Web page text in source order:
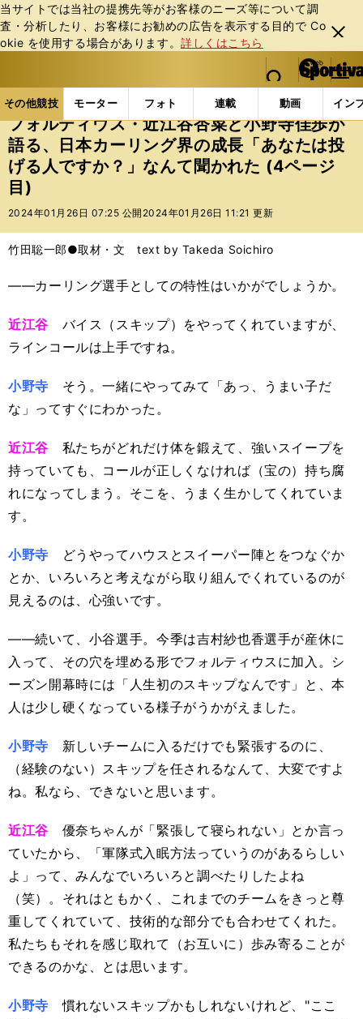
当サイトでは当社の提携先等がお客様のニーズ等について調
査・分析したり、お客様にお勧めの広告を表⽰する⽬的で Co
okie を使⽤する場合があります。詳しくはこちら
閉じ
る
web Sportiva (webスポルティーバ)
検索
マイペ
ー
ジ
メニュ
その他競技 モーター フォト 連載 動画 イン
ス
ポ
ル
テ
ィ
ー
バ
その他競技の記事一覧 その他競技 冬季競技 フ
フォルティウス・近江谷杏菜と小野寺佳歩が
語る、日本カーリング界の成長「あなたは投
げる人ですか？」なんて聞かれた (4ページ
目)
2024年01月26日 07:25 公開 2024年01月26日 11:21 更新
竹田聡一郎●取材・文 text by Takeda Soichiro
――カーリング選手としての特性はいかがでしょうか。
近江谷 バイス（スキップ）をやってくれていますが、
ラインコールは上手ですね。
小野寺 そう。一緒にやってみて「あっ、うまい子だ
な」ってすぐにわかった。
近江谷 私たちがどれだけ体を鍛えて、強いスイープを
持っていても、コールが正しくなければ（宝の）持ち腐
れになってしまう。そこを、うまく生かしてくれていま
す。
小野寺 どうやってハウスとスイーパー陣とをつなぐか
とか、いろいろと考えながら取り組んでくれているのが
見えるのは、心強いです。
――続いて、小谷選手。今季は吉村紗也香選手が産休に
入って、その穴を埋める形でフォルティウスに加入。シ
ーズン開幕時には「人生初のスキップなんです」と、本
人は少し硬くなっている様子がうかがえました。
小野寺 新しいチームに入るだけでも緊張するのに、
（経験のない）スキップを任されるなんて、大変ですよ
ね。私なら、できないと思います。
近江谷 優奈ちゃんが「緊張して寝られない」とか言っ
ていたから、「軍隊式入眠方法っていうのがあるらしい
よ」って、みんなでいろいろと調べたりしたよね
（笑）。それはともかく、これまでのチームをきっと尊
重してくれていて、技術的な部分でも合わせてくれた。
私たちもそれを感じ取れて（お互いに）歩み寄ることが
できるのかな、とは思います。
小野寺 慣れないスキップかもしれないけれど、"ここ